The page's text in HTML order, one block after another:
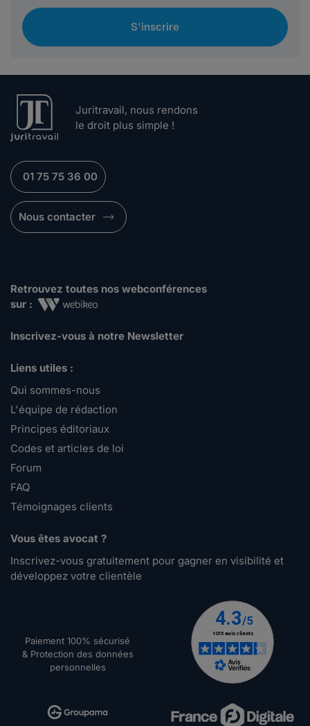
S'inscrire
Juritravail, nous rendons
le droit plus simple !
01 75 75 36 00
Nous contacter
Retrouvez toutes nos webconférences
sur :
Inscrivez-vous à notre Newsletter
Liens utiles :
Qui sommes-nous
L'équipe de rédaction
Principes éditoriaux
Codes et articles de loi
Forum
FAQ
Témoignages clients
Vous êtes avocat ?
Inscrivez-vous gratuitement pour gagner en visibilité et
développez votre clientèle
Paiement 100% sécurisé
& Protection des données
personnelles